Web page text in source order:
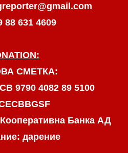
88 631 4609
СМЕТКА:
9790 4082 89 5100
Банка АД
дарение